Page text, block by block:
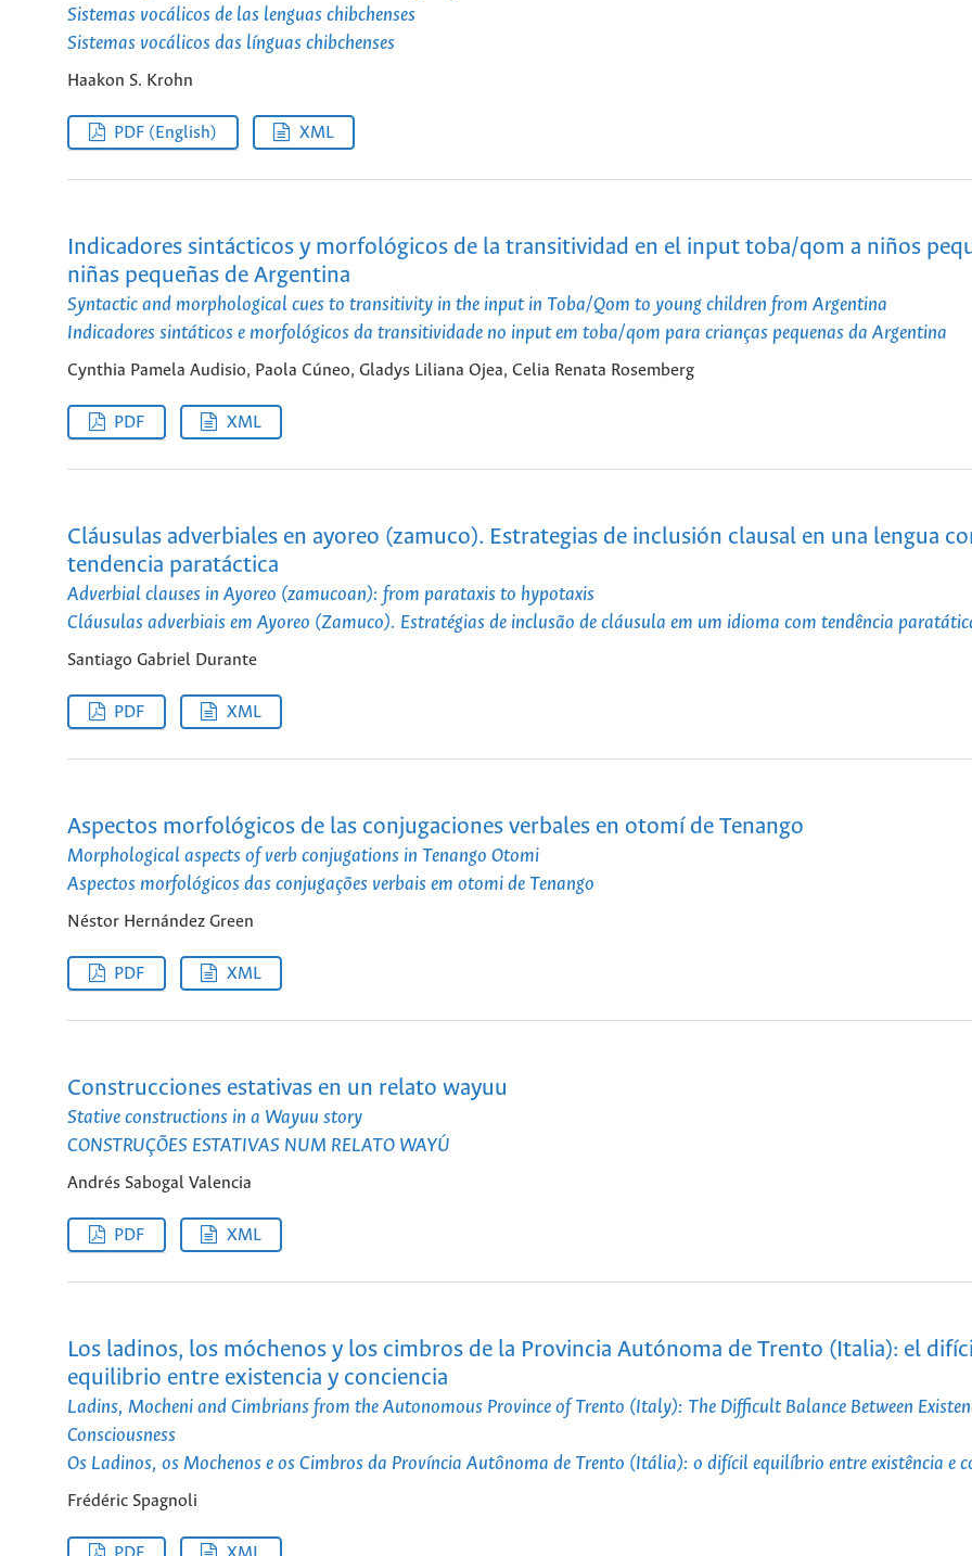
Sistemas vocálicos de las lenguas chibchenses
Sistemas vocálicos das línguas chibchenses
Haakon S. Krohn
PDF (English) XML
Indicadores sintácticos y morfológicos de la transitividad en el input toba/qom a niños
niñas pequeñas de Argentina
Syntactic and morphological cues to transitivity in the input in Toba/Qom to young children from Argentina
Indicadores sintáticos e morfológicos da transitividade no input em toba/qom para crianças pequenas da Argentina
Cynthia Pamela Audisio, Paola Cúneo, Gladys Liliana Ojea, Celia Renata Rosemberg
PDF XML
Cláusulas adverbiales en ayoreo (zamuco). Estrategias de inclusión clausal en una lengua
tendencia paratáctica
Adverbial clauses in Ayoreo (zamucoan): from parataxis to hypotaxis
Cláusulas adverbiais em Ayoreo (Zamuco). Estratégias de inclusão de cláusula em um idioma com tendência
Santiago Gabriel Durante
PDF XML
Aspectos morfológicos de las conjugaciones verbales en otomí de Tenango
Morphological aspects of verb conjugations in Tenango Otomi
Aspectos morfológicos das conjugações verbais em otomi de Tenango
Néstor Hernández Green
PDF XML
Construcciones estativas en un relato wayuu
Stative constructions in a Wayuu story
CONSTRUÇÕES ESTATIVAS NUM RELATO WAYÚ
Andrés Sabogal Valencia
PDF XML
Los ladinos, los móchenos y los cimbros de la Provincia Autónoma de Trento (Italia): el
equilibrio entre existencia y conciencia
Ladins, Mocheni and Cimbrians from the Autonomous Province of Trento (Italy): The Difficult Balance Between
Consciousness
Os Ladinos, os Mochenos e os Cimbros da Província Autônoma de Trento (Itália): o difícil equilíbrio entre existência e
Frédéric Spagnoli